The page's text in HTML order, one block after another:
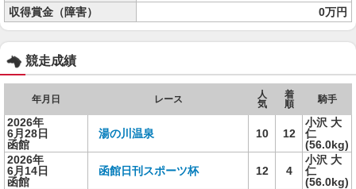
収得賞金（障害）
0万円
競走成績
年月日 レース
人
気
着
順
騎手
2026年
6月28日
函館
湯の川温泉 10 12
小沢 大
仁
(56.0kg)
2026年
6月14日
函館
函館日刊スポーツ杯 12 4
小沢 大
仁
(56.0kg)